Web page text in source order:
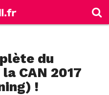
du
CAN 2017
!